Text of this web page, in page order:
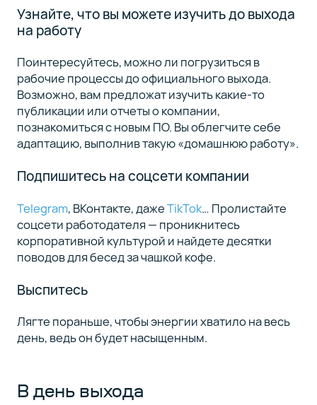
Узнайте, что вы можете изучить до выхода
на работу
Поинтересуйтесь, можно ли погрузиться в
рабочие процессы до официального выхода.
Возможно, вам предложат изучить какие-то
публикации или отчеты о компании,
познакомиться с новым ПО. Вы облегчите себе
адаптацию, выполнив такую «домашнюю работу».
Подпишитесь на соцсети компании
Telegram, ВКонтакте, дажеTikTok… Пролистайте
соцсети работодателя — проникнитесь
корпоративной культурой и найдете десятки
поводов для бесед за чашкой кофе.
Выспитесь
Лягте пораньше, чтобы энергии хватило на весь
день, ведь он будет насыщенным.
В день выхода